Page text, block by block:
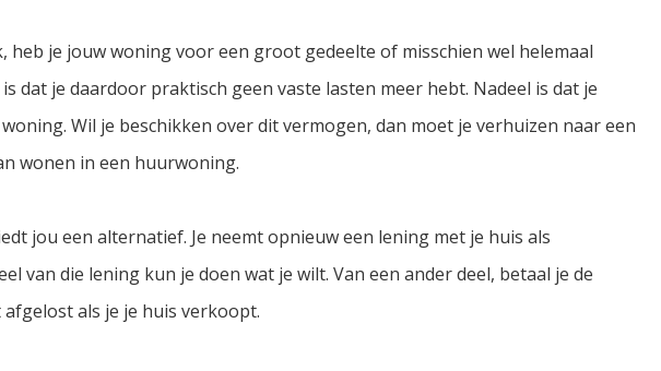
heb je jouw woning voor een groot gedeelte of misschien wel helemaal
dat je daardoor praktisch geen vaste lasten meer hebt. Nadeel is dat je
Wil je beschikken over dit vermogen, dan moet je verhuizen naar een
wonen in een huurwoning.
jou een alternatief. Je neemt opnieuw een lening met je huis als
van die lening kun je doen wat je wilt. Van een ander deel, betaal je de
als je je huis verkoopt.